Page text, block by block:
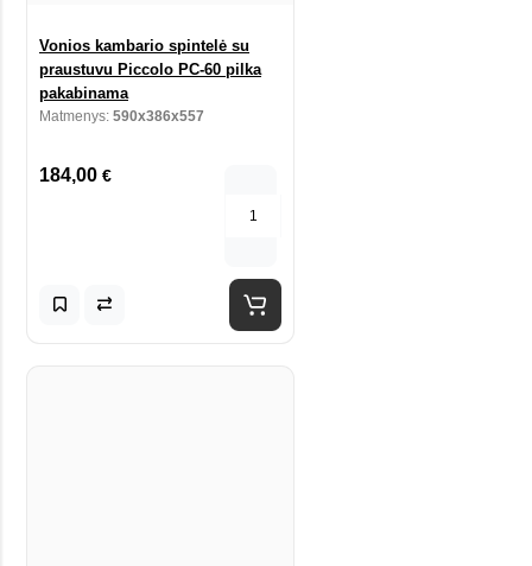
Vonios kambario spintelė su
praustuvu Piccolo PC-60 pilka
pakabinama
Matmenys: 590x386x557
184,00 €